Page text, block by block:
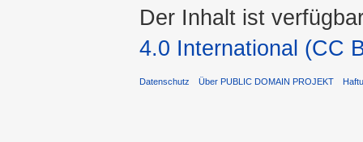
Der Inhalt ist
4.0 International (CC
Datenschutz Über PUBLIC DOMAIN PROJEKT